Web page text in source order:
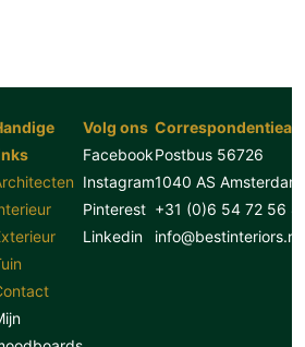
Volg ons
Facebook
Instagram
Pinterest
Linkedin
Postbus 56726
1040 AS Amsterdam
+31 (0)6 54 72 56
info@bestinteriors.nl